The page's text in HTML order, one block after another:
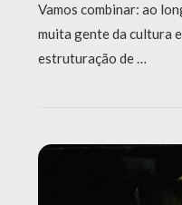
Vamos combinar: ao
muita gente da cultura
estruturação de …